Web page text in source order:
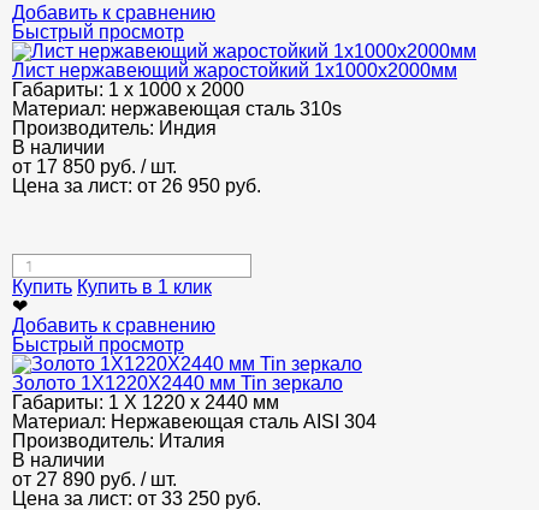
Добавить к сравнению
Быстрый просмотр
Лист нержавеющий жаростойкий 1х1000х2000мм
Габариты: 1 х 1000 х 2000
Материал: нержавеющая сталь 310s
Производитель: Индия
В наличии
от 17 850 руб. / шт.
Цена за лист: от 26 950 руб.
Купить Купить в 1 клик
❤
Добавить к сравнению
Быстрый просмотр
Золото 1Х1220Х2440 мм Tin зеркало
Габариты: 1 Х 1220 х 2440 мм
Материал: Нержавеющая сталь AISI 304
Производитель: Италия
В наличии
от 27 890 руб. / шт.
Цена за лист: от 33 250 руб.